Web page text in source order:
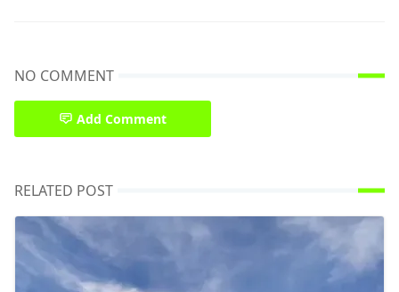
NO COMMENT
Add Comment
RELATED POST